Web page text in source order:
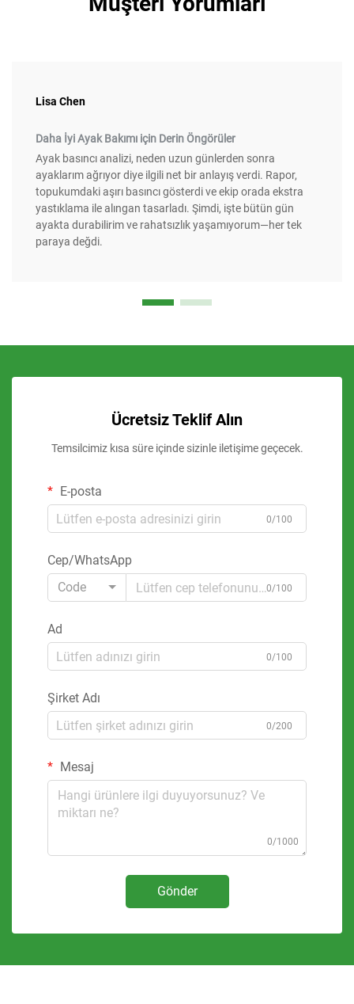
Lisa Chen
Daha İyi Ayak Bakımı için Derin Öngörüler
Ayak basıncı analizi, neden uzun günlerden sonra
ayaklarım ağrıyor diye ilgili net bir anlayış verdi. Rapor,
topukumdaki aşırı basıncı gösterdi ve ekip orada ekstra
yastıklama ile alıngan tasarladı. Şimdi, işte bütün gün
ayakta durabilirim ve rahatsızlık yaşamıyorum—her tek
paraya değdi.
Ücretsiz Teklif Alın
Temsilcimiz kısa süre içinde sizinle iletişime geçecek.
E-posta
0/100
Cep/WhatsApp
Code
0/100
Ad
0/100
Şirket Adı
0/200
Mesaj
0/1000
Gönder